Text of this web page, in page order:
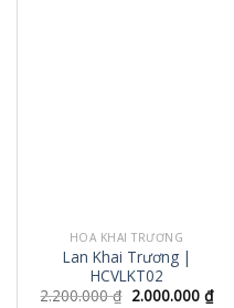
HOA KHAI TRƯƠNG
Lan Khai Trương |
HCVLKT02
2.200.000₫ 2.000.000 ₫